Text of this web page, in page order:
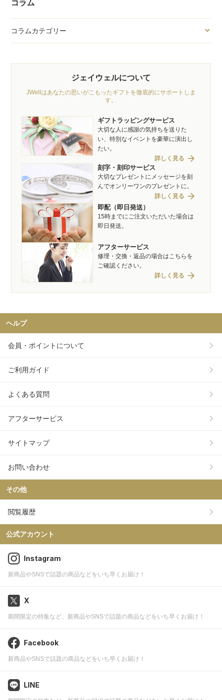
コラム
コラムカテゴリー
ジェイウェルについて
JWellはあなたの思いがこもったギフトを徹底的にサポートしま
す。
ギフトラッピングサービス
大切な人に感謝の気持ちを送りた
い、特別なイベントを豪華に演出し
たい。
詳しく見る arrow_forward
刻字・刻印サービス
大切なプレゼントにメッセージを刻
んでオンリーワンのプレゼントに。
詳しく見る arrow_forward
即配（即日発送）
15時までにご注文いただいた場合は
即日発送。
アフターサービス
修理・交換・返品の場合はこちらを
ご確認ください。
詳しく見る arrow_forward
ヘルプ
会員・ポイントについて
ご利用ガイド
よくある質問
アフターサービス
サイトマップ
お問い合わせ
その他
閲覧履歴
公式アカウント
Instagram
新商品やSNSで話題の商品などをいち早くお届け！
X
期間限定の特集など、新商品やSNSで話題の商品などをいち早くお届け！
Facebook
新商品やSNSで話題の商品などをいち早くお届け！
LINE